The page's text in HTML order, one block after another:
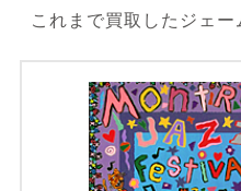
これまで買取したジェ